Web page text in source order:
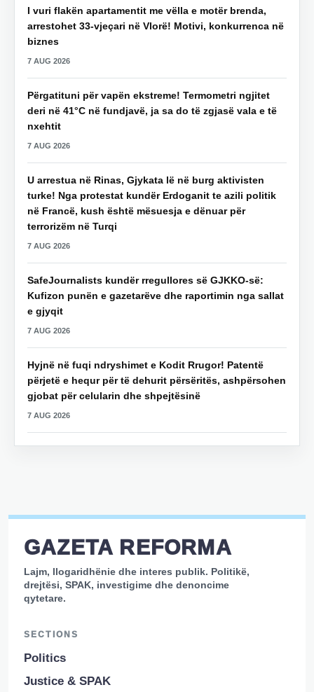
I vuri flakën apartamentit me vëlla e motër brenda,
arrestohet 33-vjeçari në Vlorë! Motivi, konkurrenca në
biznes
7 AUG 2026
Përgatituni për vapën ekstreme! Termometri ngjitet
deri në 41°C në fundjavë, ja sa do të zgjasë vala e të
nxehtit
7 AUG 2026
U arrestua në Rinas, Gjykata lë në burg aktivisten
turke! Nga protestat kundër Erdoganit te azili politik
në Francë, kush është mësuesja e dënuar për
terrorizëm në Turqi
7 AUG 2026
SafeJournalists kundër rregullores së GJKKO-së:
Kufizon punën e gazetarëve dhe raportimin nga sallat
e gjyqit
7 AUG 2026
Hyjnë në fuqi ndryshimet e Kodit Rrugor! Patentë
përjetë e hequr për të dehurit përsëritës, ashpërsohen
gjobat për celularin dhe shpejtësinë
7 AUG 2026
GAZETA REFORMA
Lajm, llogaridhënie dhe interes publik. Politikë,
drejtësi, SPAK, investigime dhe denoncime
qytetare.
SECTIONS
Politics
Justice & SPAK